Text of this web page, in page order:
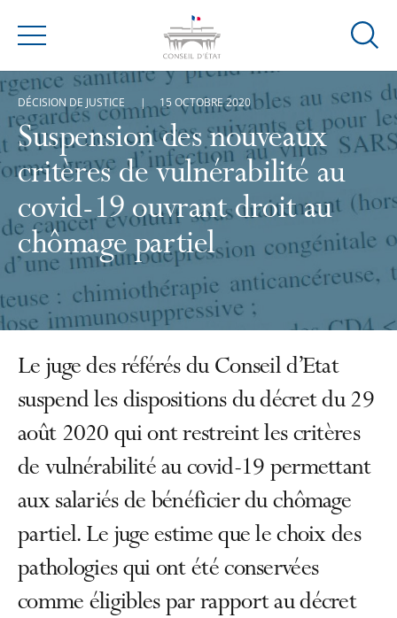
Menu
Ouvrir
de
Suspension des nouveaux
critères de vulnérabilité au
covid-19 ouvrant droit au
chômage partiel
DÉCISION DE JUSTICE 15 OCTOBRE 2020
Le juge des référés du Conseil d’Etat
suspend les dispositions du décret du 29
août 2020 qui ont restreint les critères
de vulnérabilité au covid-19 permettant
aux salariés de bénéficier du chômage
partiel. Le juge estime que le choix des
pathologies qui ont été conservées
comme éligibles par rapport au décret